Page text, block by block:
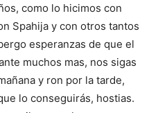
como lo hicimos con
Spahija y con otros tantos
esperanzas de que el
muchos mas, nos sigas
y ron por la tarde,
lo conseguirás, hostias.